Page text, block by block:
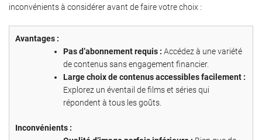
inconvénients à considérer avant de faire votre choix :
Avantages :
Pas d’abonnement requis : Accédez à une variété
de contenus sans engagement financier.
Large choix de contenus accessibles facilement :
Explorez un éventail de films et séries qui
répondent à tous les goûts.
Inconvénients :